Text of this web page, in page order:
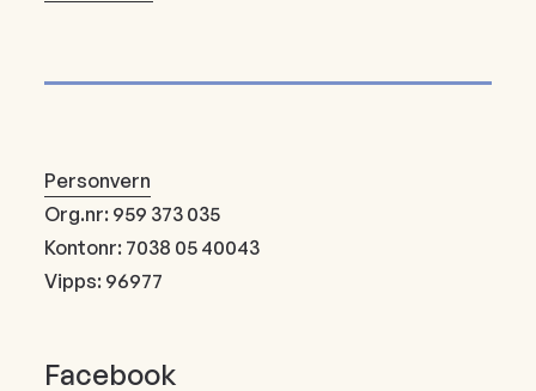
Personvern
Org.nr: 959 373 035
Kontonr: 7038 05 40043
Vipps: 96977
Facebook